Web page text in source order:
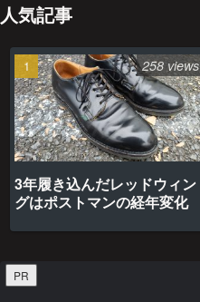
人気記事
3年履き込んだレッドウィン
グはポストマンの経年変化
258 views
PR